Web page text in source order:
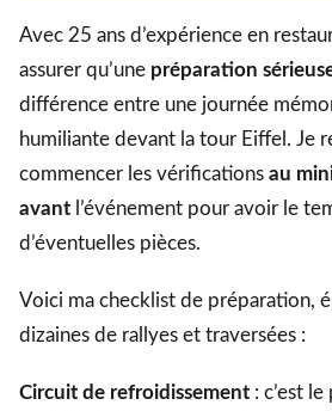
Avec 25 ans d’expérience en
assurer qu’une préparation
différence entre une journée
humiliante devant la tour Eiffel. Je
commencer les vérifications au
avant l’événement pour avoir le
d’éventuelles pièces.
Voici ma checklist de préparation,
dizaines de rallyes et traversées :
Circuit de refroidissement : c’est